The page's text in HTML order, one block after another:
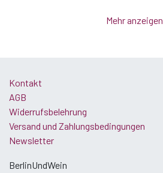
Mehr anzeigen
Kontakt
AGB
Widerrufsbelehrung
Versand und Zahlungsbedingungen
Newsletter
BerlinUndWein